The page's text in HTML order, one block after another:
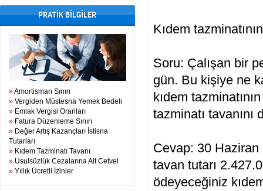
PRATİK BİLGİLER
»Amortisman Sınırı
» Vergiden Müstesna Yemek Bedeli
» Emlak Vergisi Oranları
» Fatura Düzenleme Sınırı
» Değer Artış Kazançları İstisna
Tutarları
» Kıdem Tazminatı Tavanı
» Usulsüzlük Cezalarına Ait Cetvel
» Yıllık Ücretli İzinler
Kıdem
Soru: Çalışan bir
gün. Bu kişiye ne
kıdem
tazminatı tavanını
Cevap: 30 Haziran
tavan tutarı
ödeyeceğiniz